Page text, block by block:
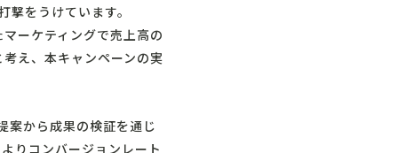
をうけています。
ーケティングで売上高の
え、本キャンペーンの実
案から成果の検証を通じ
りコンバージョンレート